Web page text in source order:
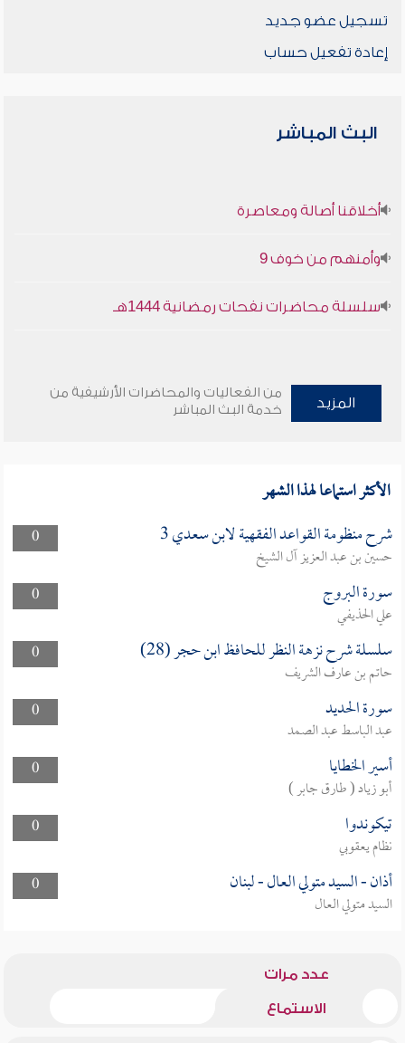
تسجيل عضو جديد
إعادة تفعيل حساب
البث المباشر
أخلاقنا أصالة ومعاصرة
وأمنهم من خوف 9
سلسلة محاضرات نفحات رمضانية 1444هـ
المزيد
من الفعاليات والمحاضرات الأرشيفية من
خدمة البث المباشر
الأكثر استماعا لهذا الشهر
0 شرح منظومة القواعد الفقهية لابن سعدي 3
حسين بن عبد العزيز آل الشيخ
0
سورة البروج
علي الحذيفي
0
سلسلة شرح نزهة النظر للحافظ ابن حجر (28)
حاتم بن عارف الشريف
0
سورة الحديد
عبد الباسط عبد الصمد
0
أسير الخطايا
أبو زياد ( طارق جابر )
0
تيكوندوا
نظام يعقوبي
0
أذان - السيد متولي العال - لبنان
السيد متولي العال
عدد مرات
الاستماع